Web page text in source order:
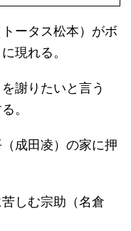
ータス松本）がボ
現れる。
謝りたいと言う
。
成田凌）の家に押
しむ宗助（名倉